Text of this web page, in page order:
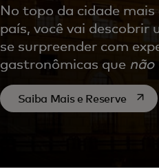
No topo da cidade
país, você vai descobrir
se surpreender com
gastronômicas que não
Saiba Mais e Reserve abre